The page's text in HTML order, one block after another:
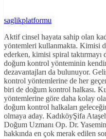
saglikplatformu
Aktif cinsel hayata sahip olan
yöntemleri kullanmakta. Kimisi
ederken, kimisi spiral
doğum kontrol yönteminin
dezavantajları da bulunuyor.
kontrol yöntemlerine de her
biri de doğum kontrol halkası.
yöntemlerine göre daha kolay
doğum kontrol halkaları
olmaya aday. KadıköyŞifa
Doğum Uzmanı Op. Dr.
hakkında en çok merak edilen